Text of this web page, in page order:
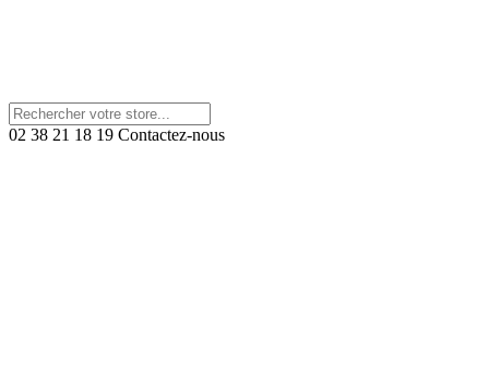
02 38 21 18 19 Contactez-nous